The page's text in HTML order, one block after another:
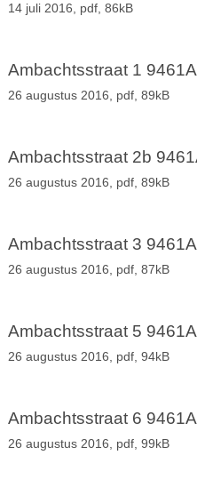
14 juli 2016, pdf, 86kB
Ambachtsstraat 1
26 augustus 2016, pdf, 89kB
Ambachtsstraat 2b
26 augustus 2016, pdf, 89kB
Ambachtsstraat 3
26 augustus 2016, pdf, 87kB
Ambachtsstraat 5
26 augustus 2016, pdf, 94kB
Ambachtsstraat 6
26 augustus 2016, pdf, 99kB